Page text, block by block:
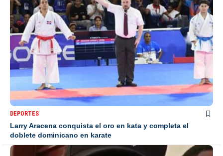
DEPORTES
Larry Aracena conquista el oro en kata y completa el
doblete dominicano en karate